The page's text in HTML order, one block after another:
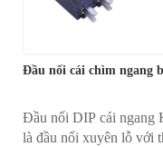
nguồn điện đáng tin cậy
Đầu nối DIP cái ngang
là đầu nối xuyên lỗ với